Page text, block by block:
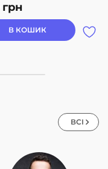
грн
В КОШИК
ВСІ